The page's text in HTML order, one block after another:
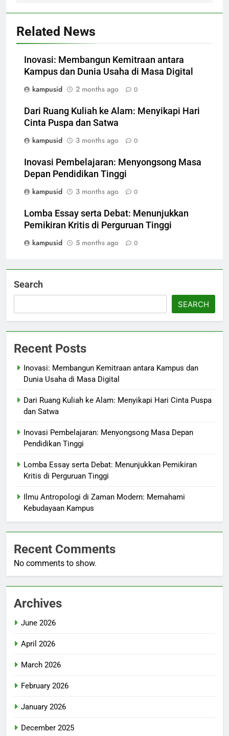
Related News
Inovasi: Membangun Kemitraan antara
Kampus dan Dunia Usaha di Masa Digital
kampusid
2 months ago 0
Dari Ruang Kuliah ke Alam: Menyikapi Hari
Cinta Puspa dan Satwa
kampusid
3 months ago 0
Inovasi Pembelajaran: Menyongsong Masa
Depan Pendidikan Tinggi
kampusid
3 months ago 0
Lomba Essay serta Debat: Menunjukkan
Pemikiran Kritis di Perguruan Tinggi
kampusid
5 months ago 0
Search
SEARCH
Recent Posts
Inovasi: Membangun Kemitraan antara Kampus dan
Dunia Usaha di Masa Digital
Dari Ruang Kuliah ke Alam: Menyikapi Hari Cinta Puspa
dan Satwa
Inovasi Pembelajaran: Menyongsong Masa Depan
Pendidikan Tinggi
Lomba Essay serta Debat: Menunjukkan Pemikiran
Kritis di Perguruan Tinggi
Ilmu Antropologi di Zaman Modern: Memahami
Kebudayaan Kampus
Recent Comments
No comments to show.
Archives
June 2026
April 2026
March 2026
February 2026
January 2026
December 2025